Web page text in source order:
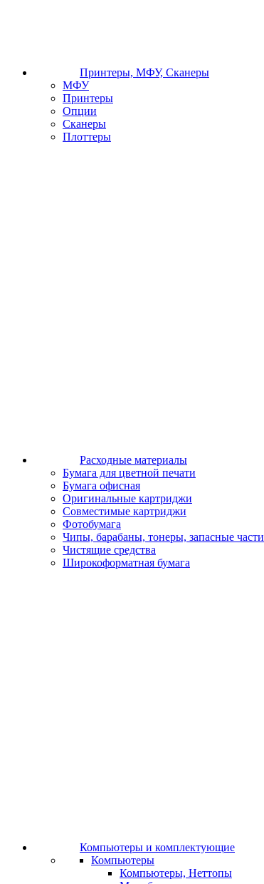
Принтеры, МФУ, Сканеры
МФУ
Принтеры
Опции
Сканеры
Плоттеры
Расходные материалы
Бумага для цветной печати
Бумага офисная
Оригинальные картриджи
Совместимые картриджи
Фотобумага
Чипы, барабаны, тонеры, запасные части
Чистящие средства
Широкоформатная бумага
Компьютеры и комплектующие
Компьютеры
Компьютеры, Неттопы